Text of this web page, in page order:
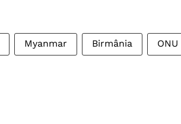
Myanmar Birmânia